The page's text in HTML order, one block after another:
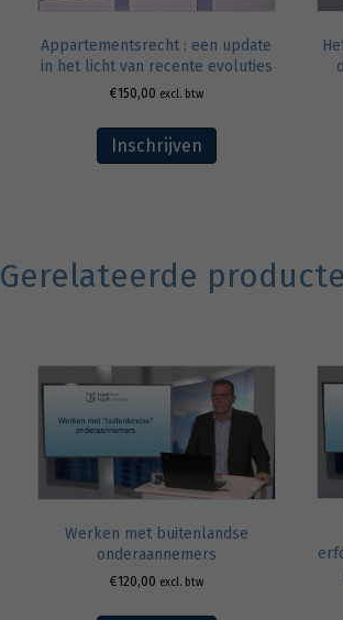
Appartementsrecht : een update
in het licht van recente evoluties
€150,00 excl. btw
Inschrijven
Gerelateerde
Werken met buitenlandse
onderaannemers
€120,00 excl. btw